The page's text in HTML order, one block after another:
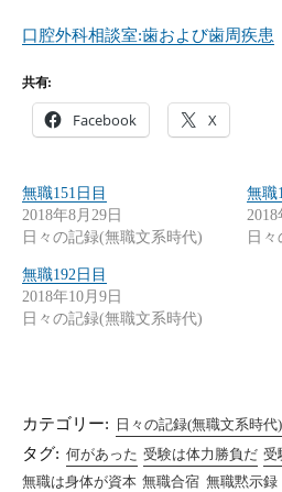
口腔外科相談室:歯および歯周疾患
共有:
Facebook X
無職151日目
2018年8月29日
日々の記録(無職文系時代)
無職
2018
日
無職192日目
2018年10月9日
日々の記録(無職文系時代)
カテゴリー: 日々の記録(無職文系時代)
タグ: 何があった 受験は体力勝負だ 受
無職は身体が資本 無職合宿 無職黙示録